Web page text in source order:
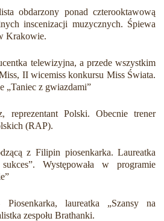
obdarzony ponad czterooktawową
inscenizacji muzycznych. Śpiewa
Krakowie.
telewizyjna, a przede wszystkim
II wicemiss konkursu Miss Świata.
„Taniec z gwiazdami”
reprezentant Polski. Obecnie trener
(RAP).
z Filipin piosenkarka. Laureatka
Występowała w programie
laureatka „Szansy na
zespołu Brathanki.